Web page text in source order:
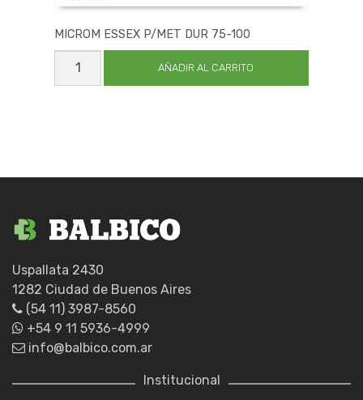
MICROM ESSEX P/MET DUR 75-100
MICROM
ESSEX
AÑADIR AL CARRITO
Uspallata 2430
1282 Ciudad de Buenos Aires
(54 11) 3987-8560
+54 9 11 5936-4999
info@balbico.com.ar
Institucional